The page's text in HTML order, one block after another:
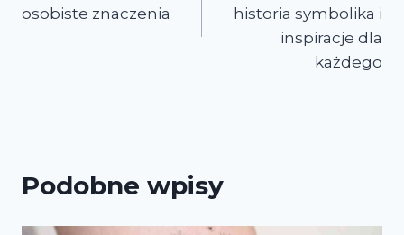
osobiste znaczenia
historia symbolika i
inspiracje dla
każdego
Podobne wpisy